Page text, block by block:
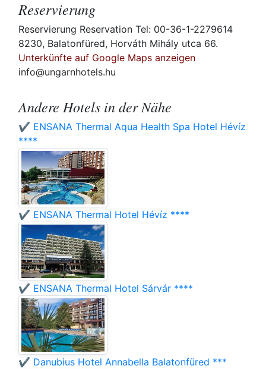
Reservierung
Reservierung Reservation Tel: 00-36-1-2279614
8230, Balatonfüred, Horváth Mihály utca 66.
Unterkünfte auf Google Maps anzeigen
info@ungarnhotels.hu
Andere Hotels in der Nähe
✔️ ENSANA Thermal Aqua Health Spa Hotel Hévíz
****
✔️ ENSANA Thermal Hotel Hévíz ****
✔️ ENSANA Thermal Hotel Sárvár ****
✔️ Danubius Hotel Annabella Balatonfüred ***